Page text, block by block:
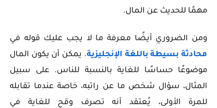
مهمًا للحديث عن المال.
ومن الضروري أيضًا معرفة ما لا يجب عليك قوله في
محادثة بسيطة باللغة الإنجليزية. يمكن أن يكون المال
موضوعًا حساسًا للغاية بالنسبة للناس. على سبيل
المثال، سؤال شخص ما عن راتبه، خاصة عندما تقابله
للمرة الأولى، يُعتقد أنه تصرف وقح للغاية في